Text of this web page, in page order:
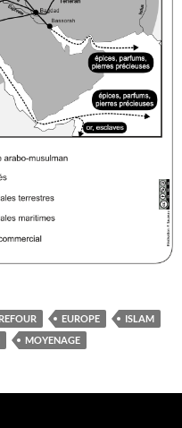
EUROPE
ISLAM
MOYENAGE